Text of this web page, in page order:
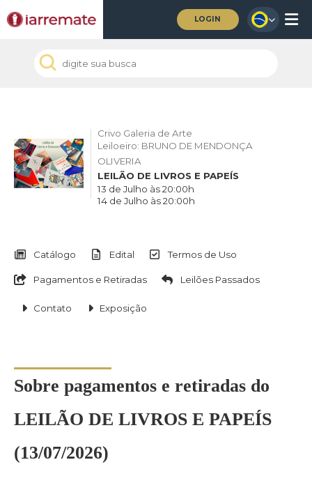
LOGIN
Crivo Galeria de Arte
Leiloeiro: BRUNO DE MENDONÇA
OLIVERIA
LEILÃO DE LIVROS E PAPEÍS
13 de Julho às 20:00h
14 de Julho às 20:00h
Catálogo Edital Termos de Uso
Pagamentos e Retiradas Leilões Passados
Contato Exposição
Sobre pagamentos e retiradas do
LEILÃO DE LIVROS E PAPEÍS
(13/07/2026)